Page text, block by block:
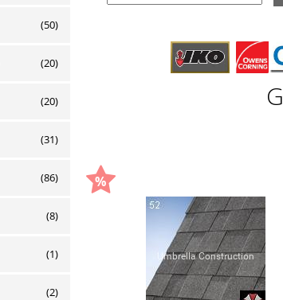
(50)
(20)
(20)
(31)
(86)
(8)
(1)
(2)